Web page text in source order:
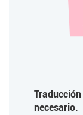
Traducción
necesario.